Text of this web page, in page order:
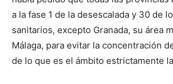
a la fase 1 de la desescalada y 30 de
sanitarios, excepto Granada, su área
Málaga, para evitar la concentración
de lo que es el ámbito estrictamente